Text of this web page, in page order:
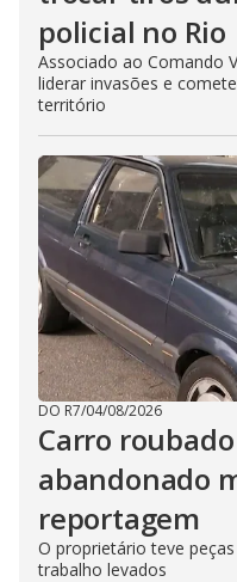
policial no Rio
Associado ao Comando
liderar invasões e
território
DO R7/04/08/2026
Carro
abandonado
reportagem
O proprietário teve
trabalho levados